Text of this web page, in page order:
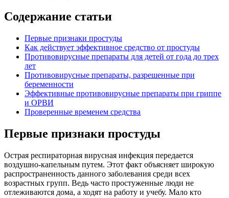
Содержание статьи
Первые признаки простуды
Как действует эффективное средство от простуды
Противовирусные препараты для детей от года до трех
лет
Противовирусные препараты, разрешенные при
беременности
Эффективные противовирусные препараты при гриппе
и ОРВИ
Проверенные временем средства
Первые признаки простуды
Острая респираторная вирусная инфекция передается
воздушно-капельным путем. Этот факт объясняет широкую
распространенность данного заболевания среди всех
возрастных групп. Ведь часто простуженные люди не
отлеживаются дома, а ходят на работу и учебу. Мало кто